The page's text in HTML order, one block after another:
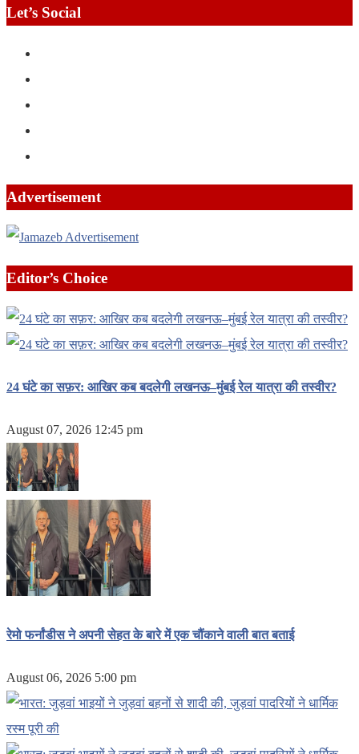
Let’s Social
Advertisement
Editor’s Choice
24 घंटे का सफ़र: आखिर कब बदलेगी लखनऊ–मुंबई रेल यात्रा की तस्वीर?
August 07, 2026 12:45 pm
रेमो फर्नांडीस ने अपनी सेहत के बारे में एक चौंकाने वाली बात बताई
August 06, 2026 5:00 pm